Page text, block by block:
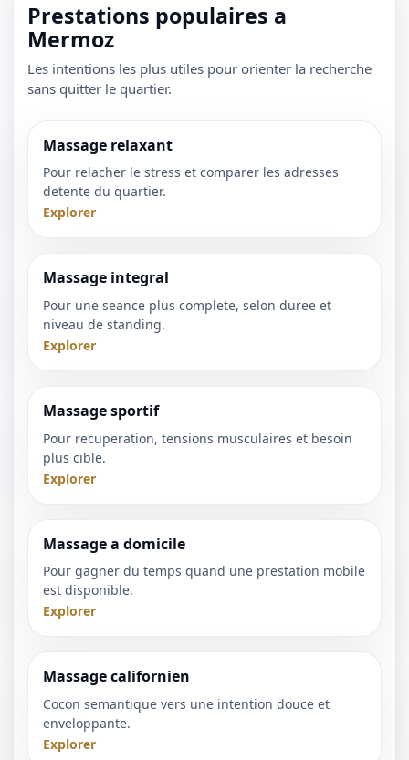
Prestations populaires a
Mermoz
Les intentions les plus utiles pour orienter la recherche
sans quitter le quartier.
Massage relaxant
Pour relacher le stress et comparer les adresses
detente du quartier.
Explorer
Massage integral
Pour une seance plus complete, selon duree et
niveau de standing.
Explorer
Massage sportif
Pour recuperation, tensions musculaires et besoin
plus cible.
Explorer
Massage a domicile
Pour gagner du temps quand une prestation mobile
est disponible.
Explorer
Massage californien
Cocon semantique vers une intention douce et
enveloppante.
Explorer
⛶↓ ✕